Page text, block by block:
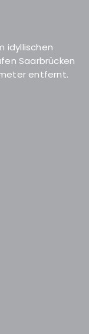
idyllischen
Saarbrücken
entfernt.